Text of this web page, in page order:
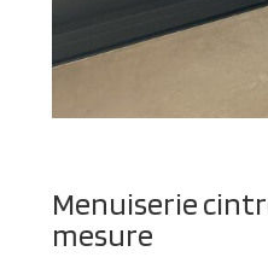
Menuiserie
mesure